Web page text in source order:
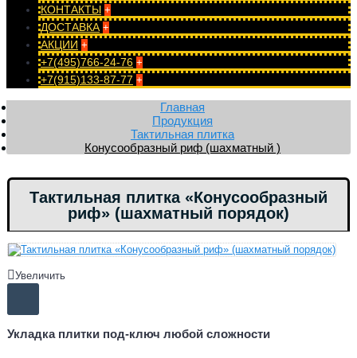
КОНТАКТЫ +
ДОСТАВКА +
АКЦИИ +
+7(495)766-24-76 +
+7(915)133-87-77 +
Главная
Продукция
Тактильная плитка
Конусообразный риф (шахматный )
Тактильная плитка «Конусообразный
риф» (шахматный порядок)
Увеличить
Укладка плитки под-ключ любой сложности